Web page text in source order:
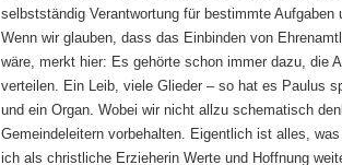
selbstständig Verantwortung für bestimmte Aufgaben
Wenn wir glauben, dass das Einbinden von
wäre, merkt hier: Es gehörte schon immer dazu, die
verteilen. Ein Leib, viele Glieder – so hat es Paulus
und ein Organ. Wobei wir nicht allzu schematisch
Gemeindeleitern vorbehalten. Eigentlich ist alles,
ich als christliche Erzieherin Werte und Hoffnung